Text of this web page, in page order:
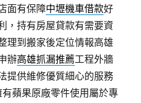
面有保障中壢機車借款好
，持有房屋貸款有需要資
理到搬家後定位情報高雄
辦高雄抓漏推薦工程外牆
提供維修優質細心的服務
蘋果原廠零件使用屬於專